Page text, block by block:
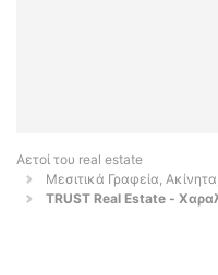
Αετοί του real estate
Μεσιτικά Γραφεία,
TRUST Real Estate -